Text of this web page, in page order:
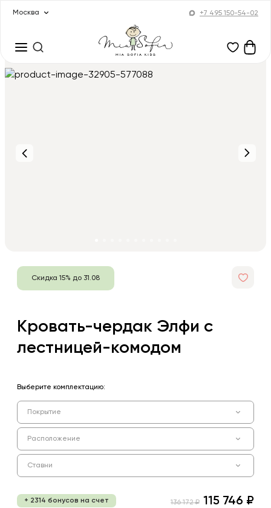
Москва +7 495 150-54-02
Скидка 15% до 31.08
Кровать-чердак Элфи с
лестницей-комодом
Выберите комплектацию:
Покрытие
Расположение
Ставни
+ 2314 бонусов на счет 136 172 ₽ 115 746 ₽